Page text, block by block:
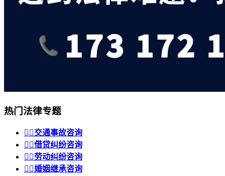
热门法律专题
 交通事故咨询
 借贷纠纷咨询
 劳动纠纷咨询
 婚姻继承咨询